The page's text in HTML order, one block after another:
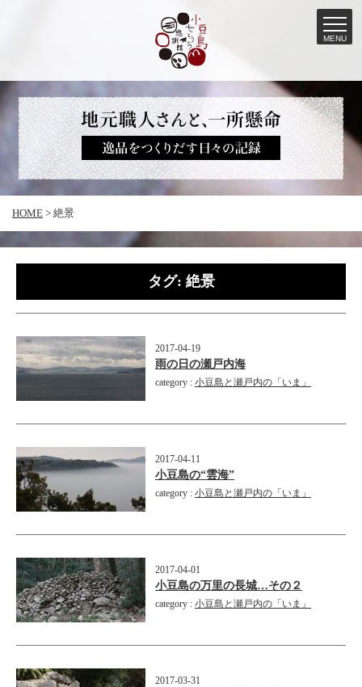
コ
へ
MENU
HOME > 絶景
タグ: 絶景
2017-04-19
雨の日の瀬戸内海
category : 小豆島と瀬戸内の「いま」
2017-04-11
小豆島の“雲海”
category : 小豆島と瀬戸内の「いま」
2017-04-01
小豆島の万里の長城…その２
category : 小豆島と瀬戸内の「いま」
2017-03-31